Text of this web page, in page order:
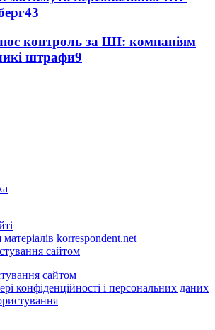
43
контроль за ШІ: компаніям
штрафи9
korrespondent.net
сайтом
сайтом
конфіденційності і персональних даних